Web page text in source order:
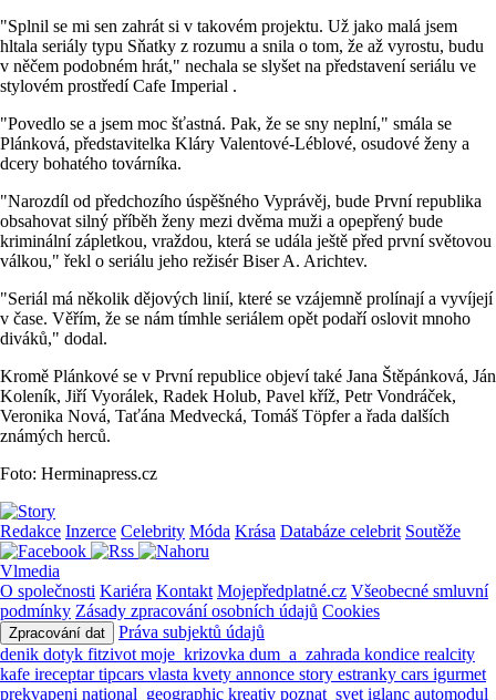
"Splnil se mi sen zahrát si v takovém projektu. Už jako malá jsem
hltala seriály typu Sňatky z rozumu a snila o tom, že až vyrostu, budu
v něčem podobném hrát," nechala se slyšet na představení seriálu ve
stylovém prostředí Cafe Imperial .
"Povedlo se a jsem moc šťastná. Pak, že se sny neplní," smála se
Plánková, představitelka Kláry Valentové-Léblové, osudové ženy a
dcery bohatého továrníka.
"Narozdíl od předchozího úspěšného Vyprávěj, bude První republika
obsahovat silný příběh ženy mezi dvěma muži a opepřený bude
kriminální zápletkou, vraždou, která se udála ještě před první světovou
válkou," řekl o seriálu jeho režisér Biser A. Arichtev.
"Seriál má několik dějových linií, které se vzájemně prolínají a vyvíjejí
v čase. Věřím, že se nám tímhle seriálem opět podaří oslovit mnoho
diváků," dodal.
Kromě Plánkové se v První republice objeví také Jana Štěpánková, Ján
Koleník, Jiří Vyorálek, Radek Holub, Pavel kříž, Petr Vondráček,
Veronika Nová, Taťána Medvecká, Tomáš Töpfer a řada dalších
známých herců.
Foto: Herminapress.cz
Redakce Inzerce Celebrity Móda Krása Databáze celebrit Soutěže
Vlmedia
O společnosti Kariéra Kontakt Mojepředplatné.cz Všeobecné smluvní
podmínky Zásady zpracování osobních údajů Cookies
Zpracování dat
Práva subjektů údajů
denik dotyk fitzivot moje_krizovka dum_a_zahrada kondice realcity
kafe ireceptartipcars vlasta kvety annonce story estranky cars igurmet
prekvapeni national_geographic kreativ poznat_svet iglanc automodul